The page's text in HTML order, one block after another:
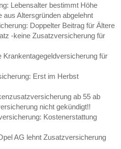
Lebensalter bestimmt Höhe
aus Altersgründen abgelehnt
Doppelter Beitrag für Ältere
-keine Zusatzversicherung für
Krankentagegeldversicherung für
Erst im Herbst
ab 55 ab
nicht gekündigt!!
Kostenerstattung
AG lehnt Zusatzversicherung